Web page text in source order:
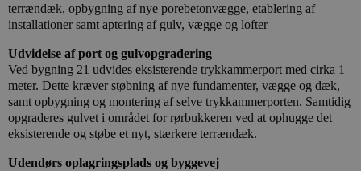
terrændæk, opbygning af nye porebetonvægge, etablering af
installationer samt aptering af gulv, vægge og lofter
Udvidelse af port og gulvopgradering
Ved bygning 21 udvides eksisterende trykkammerport med cirka 1
meter. Dette kræver støbning af nye fundamenter, vægge og dæk,
samt opbygning og montering af selve trykkammerporten. Samtidig
opgraderes gulvet i området for rørbukkeren ved at ophugge det
eksisterende og støbe et nyt, stærkere terrændæk.
Udendørs oplagringsplads og byggevej